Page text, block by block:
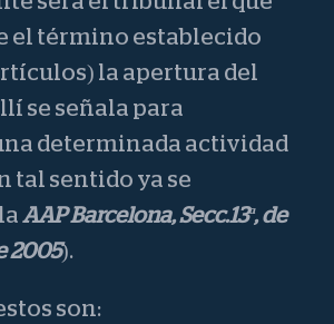
el término establecido
la apertura del
se señala para
determinada actividad
tal sentido ya se
AAP Barcelona, Secc.13ª, de
2005).
son: